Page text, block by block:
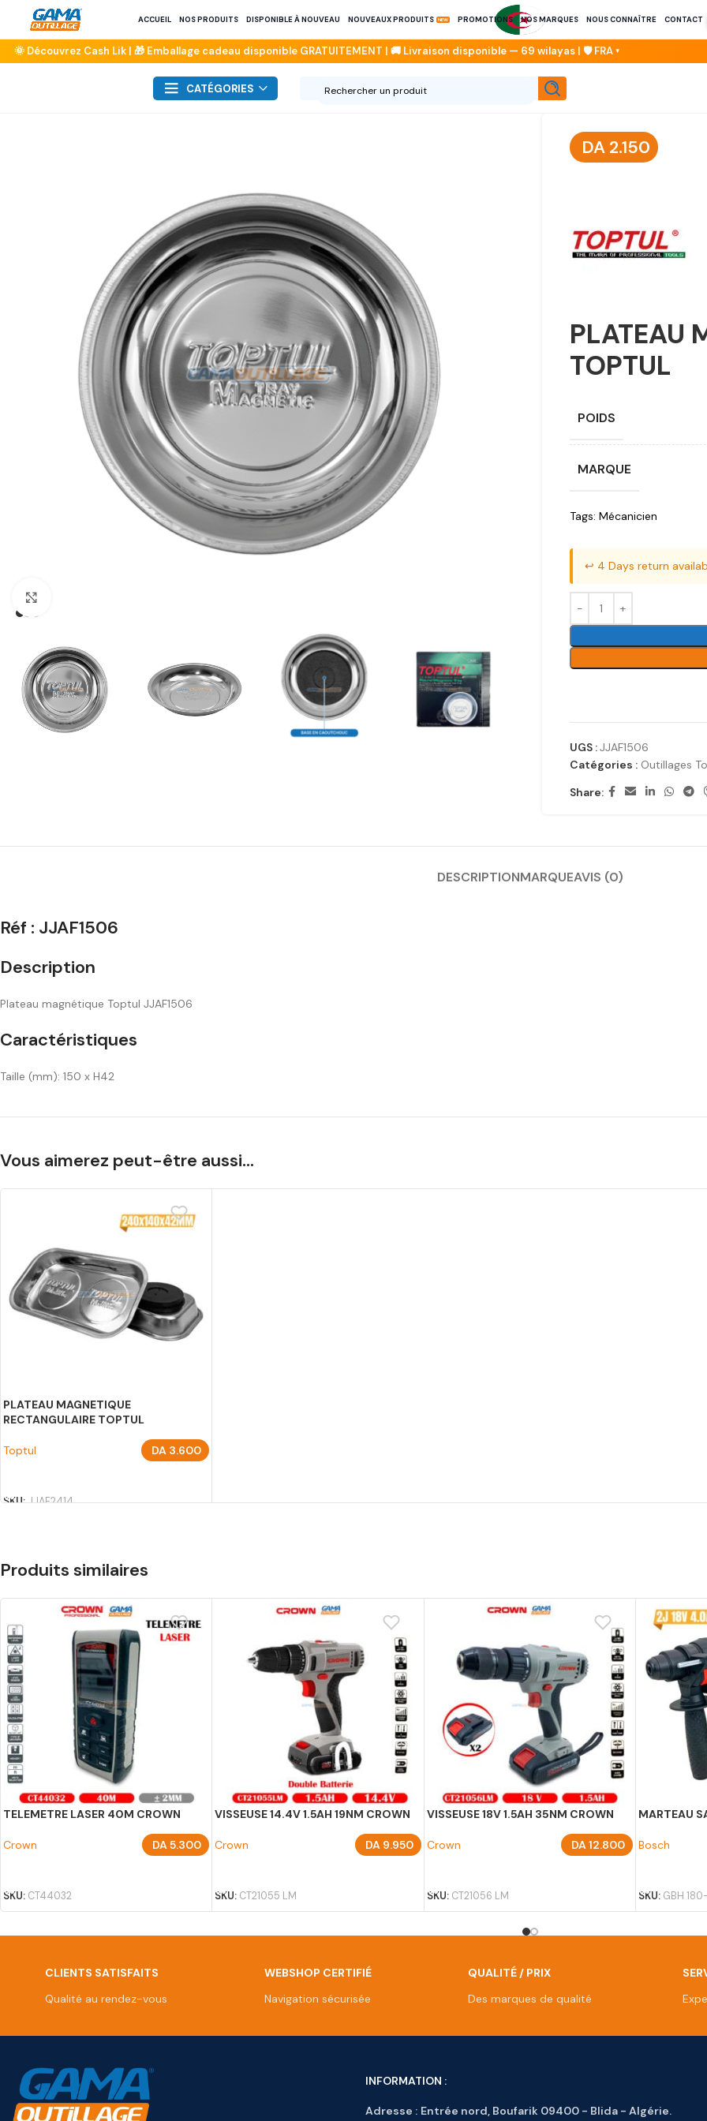
ACCUEIL NOS PRODUITS DISPONIBLE À NOUVEAU NOUVEAUX PRODUITS PROMOTIONS NOS MARQUES NOUS CONNAÎTRE CONTACT
CATÉGORIES
DA 2.150
PLATEAU
TOPTUL
POIDS
MARQUE
Tags: Mécanicien
↩️ 4 Days return
UGS :JJAF1506
Catégories : Outillages
Share:
DESCRIPTIONMARQUEAVIS (0)
Réf : JJAF1506
Description
Plateau magnétique Toptul JJAF1506
Caractéristiques
Taille (mm): 150 x H42
Vous aimerez peut-être aussi…
PLATEAU MAGNETIQUE
RECTANGULAIRE TOPTUL
Toptul DA 3.600
SKU:JJAF2414
Produits similaires
TELEMETRE LASER 40M CROWN
Crown DA5.300
SKU: CT44032
VISSEUSE 14.4V 1.5AH 19NM CROWN
Crown DA9.950
SKU: CT21055 LM
VISSEUSE 18V 1.5AH 35NM CROWN
Crown DA12.800
SKU: CT21056 LM
MARTEAU
Bosch
SKU: GBH
CLIENTS SATISFAITS
Qualité au rendez-vous
WEBSHOP CERTIFIÉ
Navigation sécurisée
QUALITÉ / PRIX
Des marques de qualité
INFORMATION :
Adresse : Entrée nord, Boufarik 09400 - Blida - Algérie.